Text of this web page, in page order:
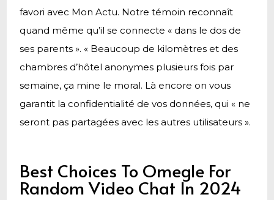
favori avec Mon Actu. Notre témoin reconnaît
quand même qu’il se connecte « dans le dos de
ses parents ». « Beaucoup de kilomètres et des
chambres d’hôtel anonymes plusieurs fois par
semaine, ça mine le moral. Là encore on vous
garantit la confidentialité de vos données, qui « ne
seront pas partagées avec les autres utilisateurs ».
Best Choices To Omegle For
Random Video Chat In 2024